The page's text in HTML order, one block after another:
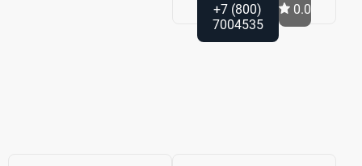
+7 (800)
7004535
0.0